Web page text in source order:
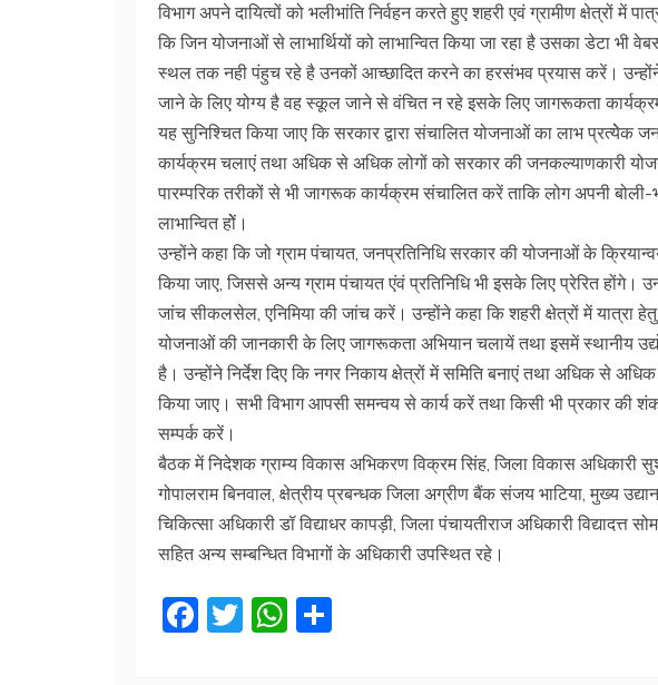
विभाग अपने दायित्वों को भलीभांति निर्वहन करते हुए शहरी एवं ग्रामीण क्षेत्रों में
कि जिन योजनाओं से लाभार्थियों को लाभान्वित किया जा रहा है उसका डेटा भी
स्थल तक नही पंहुच रहे है उनकों आच्छादित करने का हरसंभव प्रयास करें।
जाने के लिए योग्य है वह स्कूल जाने से वंचित न रहे इसके लिए जागरूकता कार्यक्रम
यह सुनिश्चित किया जाए कि सरकार द्वारा संचालित योजनाओं का लाभ
कार्यक्रम चलाएं तथा अधिक से अधिक लोगों को सरकार की जनकल्याणकारी
पारम्परिक तरीकों से भी जागरूक कार्यक्रम संचालित करें ताकि लोग अपनी
लाभान्वित होें।
उन्होंने कहा कि जो ग्राम पंचायत, जनप्रतिनिधि सरकार की योजनाओं के
किया जाए, जिससे अन्य ग्राम पंचायत एंवं प्रतिनिधि भी इसके लिए प्रेरित होंगे।
जांच सीकलसेल, एनिमिया की जांच करें। उन्होंने कहा कि शहरी क्षेत्रों में यात्रा
योजनाओं की जानकारी के लिए जागरूकता अभियान चलायें तथा इसमें स्थानीय
है। उन्होंने निर्देश दिए कि नगर निकाय क्षेत्रों में समिति बनाएं तथा अधिक से
किया जाए। सभी विभाग आपसी समन्वय से कार्य करें तथा किसी भी प्रकार की
सम्पर्क करें।
बैठक में निदेशक ग्राम्य विकास अभिकरण विक्रम सिंह, जिला विकास अधिकारी
गोपालराम बिनवाल, क्षेत्रीय प्रबन्धक जिला अग्रीण बैंक संजय भाटिया, मुख्य
चिकित्सा अधिकारी डॉ विद्याधर कापड़ी, जिला पंचायतीराज अधिकारी विद्यादत्त
सहित अन्य सम्बन्धित विभागों के अधिकारी उपस्थित रहे।
F
T
W